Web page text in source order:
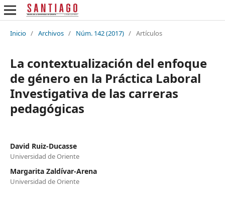
Inicio / Archivos / Núm. 142 (2017) / Artículos
La contextualización del enfoque
de género en la Práctica Laboral
Investigativa de las carreras
pedagógicas
David Ruiz-Ducasse
Universidad de Oriente
Margarita Zaldívar-Arena
Universidad de Oriente